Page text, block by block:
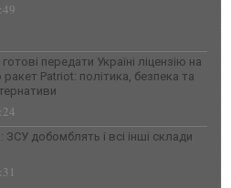
передати Україні ліцензію на
Patriot: політика, безпека та
ЗСУ добомблять і всі інші склади